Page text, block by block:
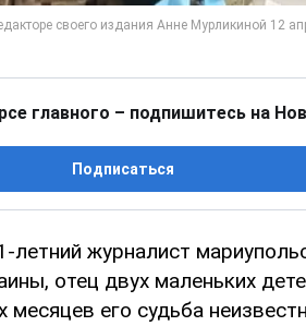
главного – подпишитесь на
Подписаться
летний журналист
отец двух маленьких
его судьба